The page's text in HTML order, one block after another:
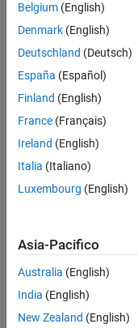
Belgium (English)
Denmark (English)
Deutschland (Deutsch)
España (Español)
Finland (English)
France (Français)
Ireland (English)
Italia (Italiano)
Luxembourg (English)
Asia-Pacifico
Australia (English)
India (English)
New Zealand (English)
Centro di fiducia
Antipirateria
Stato
© 1994-2026 The